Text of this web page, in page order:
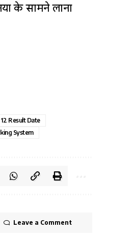
के सामने लाना
12 Result Date
System
Leave a Comment